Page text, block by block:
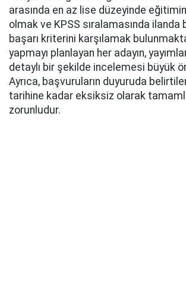
arasında en az lise düzeyinde
olmak ve KPSS sıralamasında ilanda
başarı kriterini karşılamak
yapmayı planlayan her adayın,
detaylı bir şekilde incelemesi büyük
Ayrıca, başvuruların duyuruda
tarihine kadar eksiksiz olarak
zorunludur.